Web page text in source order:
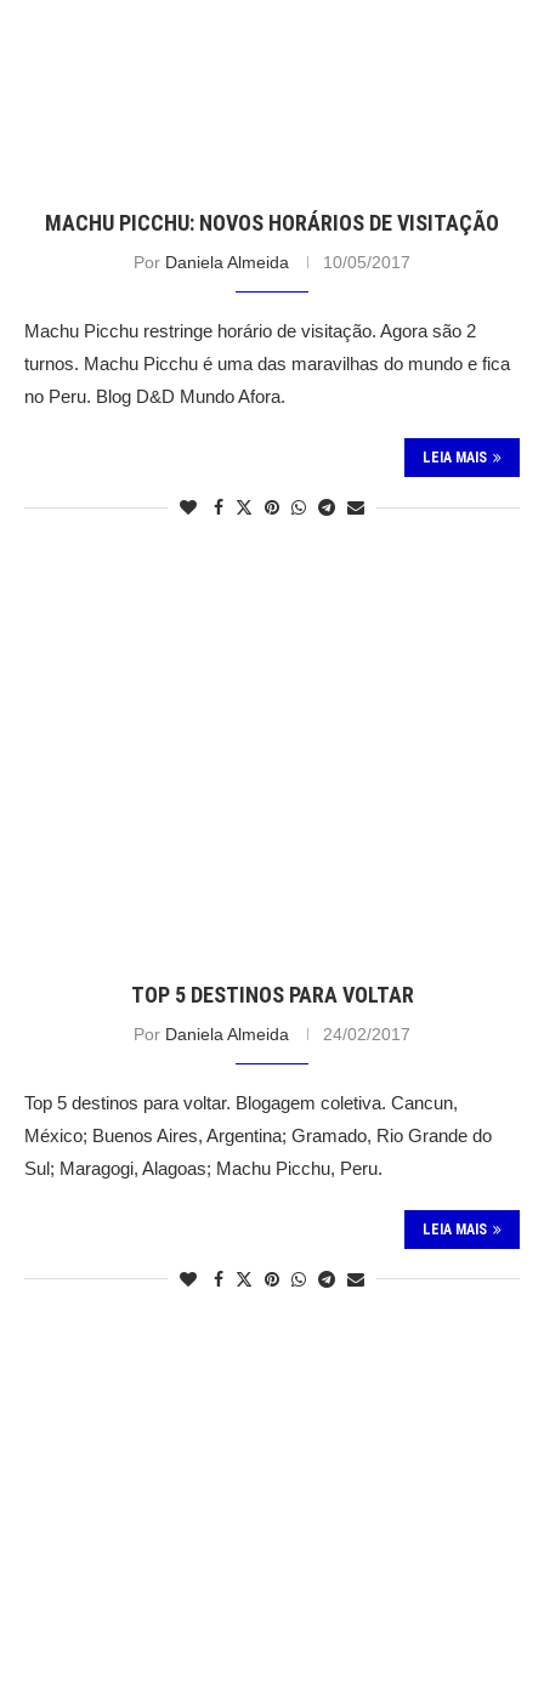
MACHU PICCHU: NOVOS HORÁRIOS DE VISITAÇÃO
Por Daniela Almeida 10/05/2017
Machu Picchu restringe horário de visitação. Agora são 2
turnos. Machu Picchu é uma das maravilhas do mundo e fica
no Peru. Blog D&D Mundo Afora.
LEIA MAIS
TOP 5 DESTINOS PARA VOLTAR
Por Daniela Almeida 24/02/2017
Top 5 destinos para voltar. Blogagem coletiva. Cancun,
México; Buenos Aires, Argentina; Gramado, Rio Grande do
Sul; Maragogi, Alagoas; Machu Picchu, Peru.
LEIA MAIS